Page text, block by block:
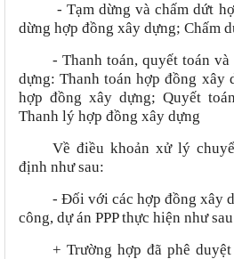
- Tạm dừng và chấm dứt
dừng hợp đồng xây dựng; Chấm
- Thanh toán, quyết toán
dựng: Thanh toán hợp đồng xây
hợp đồng xây dựng; Quyết
Thanh lý hợp đồng xây dựng
Về điều khoản xử lý
định như sau:
- Đối với các hợp đồng xây
công, dự án PPP thực hiện như
+ Trường hợp đã phê